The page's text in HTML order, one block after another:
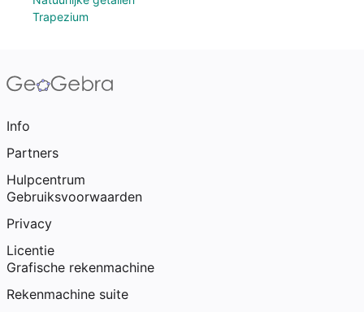
Trapezium
Info
Partners
Hulpcentrum
Gebruiksvoorwaarden
Privacy
Licentie
Grafische rekenmachine
Rekenmachine suite